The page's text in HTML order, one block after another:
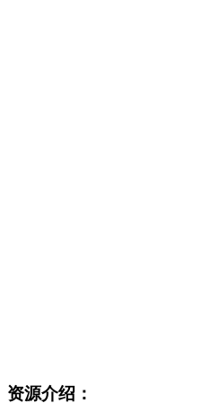
资源介绍：